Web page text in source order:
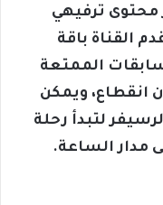
محتوى ترفيهي
القناة باقة
الممتعة
انقطاع، ويمكن
لتبدأ رحلة
مدار الساعة.